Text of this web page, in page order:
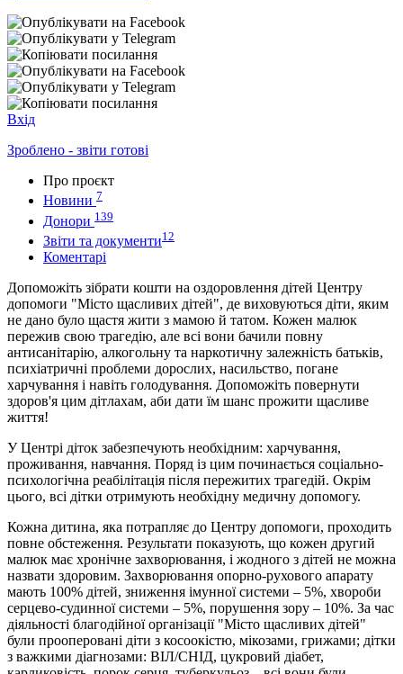
Вхід
Зроблено - звіти готові
Про проєкт
Новини 7
Донори 139
Звіти та документи12
Коментарі
Допоможіть зібрати кошти на оздоровлення дітей Центру
допомоги "Місто щасливих дітей", де виховуються діти, яким
не дано було щастя жити з мамою й татом. Кожен малюк
пережив свою трагедію, але всі вони бачили повну
антисанітарію, алкогольну та наркотичну залежність батьків,
психіатричні проблеми дорослих, насильство, погане
харчування і навіть голодування. Допоможіть повернути
здоров'я цим дітлахам, аби дати їм шанс прожити щасливе
життя!
У Центрі діток забезпечують необхідним: харчування,
проживання, навчання. Поряд із цим починається соціально-
психологічна реабілітація після пережитих трагедій. Окрім
цього, всі дітки отримують необхідну медичну допомогу.
Кожна дитина, яка потрапляє до Центру допомоги, проходить
повне обстеження. Результати показують, що кожен другий
малюк має хронічне захворювання, і жодного з дітей не можна
назвати здоровим. Захворювання опорно-рухового апарату
мають 100% дітей, зниження імунної системи – 5%, хвороби
серцево-судинної системи – 5%, порушення зору – 10%. За час
діяльності благодійної організації "Місто щасливих дітей"
були прооперовані діти з косоокістю, мікозами, грижами; дітки
з важкими діагнозами: ВІЛ/СНІД, цукровий діабет,